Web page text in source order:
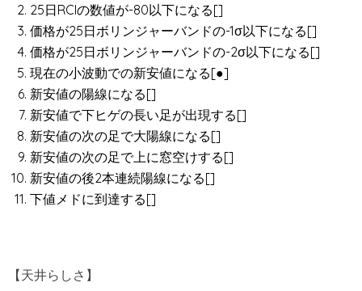
25日RCIの数値が-80以下になる[]
価格が25日ボリンジャーバンドの-1σ以下になる[]
価格が25日ボリンジャーバンドの-2σ以下になる[]
現在の小波動での新安値になる[●]
新安値の陽線になる[]
新安値で下ヒゲの長い足が出現する[]
新安値の次の足で大陽線になる[]
新安値の次の足で上に窓空けする[]
新安値の後2本連続陽線になる[]
下値メドに到達する[]
【天井らしさ】